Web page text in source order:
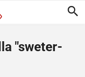
"sweter-